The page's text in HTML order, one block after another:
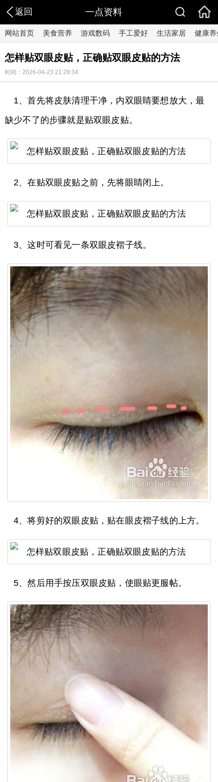
返回 一点资料
网站首页 美食营养 游戏数码 手工爱好 生活家居 健康养
怎样贴双眼皮贴，正确贴双眼皮贴的方法
时间：2026-04-23 21:28:34
1、首先将皮肤清理干净，内双眼睛要想放大，最
缺少不了的步骤就是贴双眼皮贴。
2、在贴双眼皮贴之前，先将眼睛闭上。
3、这时可看见一条双眼皮褶子线。
4、将剪好的双眼皮贴，贴在眼皮褶子线的上方。
5、然后用手按压双眼皮贴，使眼贴更服帖。